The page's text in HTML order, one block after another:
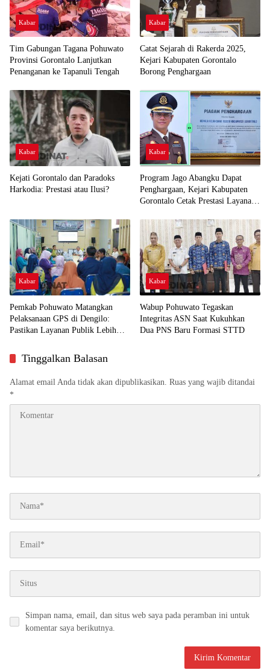
Kabar
Tim Gabungan Tagana Pohuwato
Provinsi Gorontalo Lanjutkan
Penanganan ke Tapanuli Tengah
Kabar
Catat Sejarah di Rakerda 2025,
Kejari Kabupaten Gorontalo
Borong Penghargaan
Kabar
Kejati Gorontalo dan Paradoks
Harkodia: Prestasi atau Ilusi?
Kabar
Program Jago Abangku Dapat
Penghargaan, Kejari Kabupaten
Gorontalo Cetak Prestasi Layanan
Kabar
Pemkab Pohuwato Matangkan
Pelaksanaan GPS di Dengilo:
Pastikan Layanan Publik Lebih
Kabar
Wabup Pohuwato Tegaskan
Integritas ASN Saat Kukuhkan
Dua PNS Baru Formasi STTD
Tinggalkan Balasan
Alamat email Anda tidak akan dipublikasikan. Ruas yang wajib ditandai
*
Simpan nama, email, dan situs web saya pada peramban ini untuk
komentar saya berikutnya.